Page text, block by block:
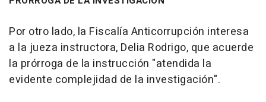
Por otro lado, la Fiscalía Anticorrupción interesa
a la jueza instructora, Delia Rodrigo, que acuerde
la prórroga de la instrucción "atendida la
evidente complejidad de la investigación".